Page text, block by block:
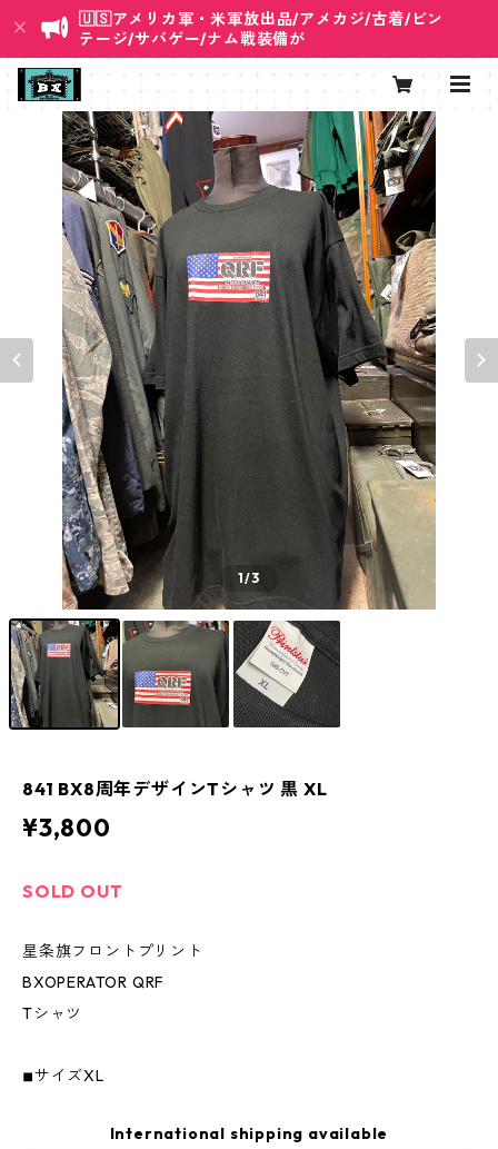
🇺🇸アメリカ軍・米軍放出品/アメカジ/古着/ビン
テージ/サバゲー/ナム戦装備が
1/3
841 BX8周年デザインTシャツ 黒 XL
¥3,800
SOLD OUT
星条旗フロントプリント
BXOPERATOR QRF
Tシャツ
◾︎サイズXL
International shipping available